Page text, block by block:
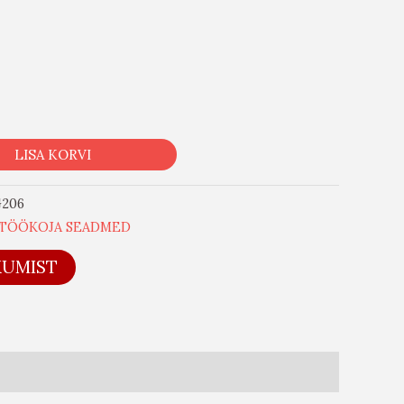
LISA KORVI
SEADMED